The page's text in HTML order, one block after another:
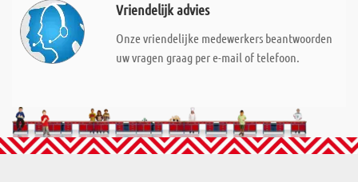
Vriendelijk advies
Onze vriendelijke medewerkers beantwoorden
uw vragen graag per e-mail of telefoon.